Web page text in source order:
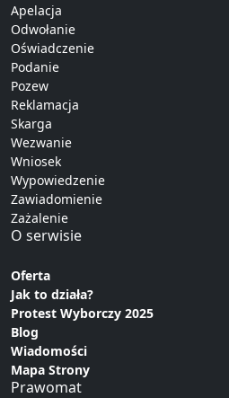
Apelacja
Odwołanie
Oświadczenie
Podanie
Pozew
Reklamacja
Skarga
Wezwanie
Wniosek
Wypowiedzenie
Zawiadomienie
Zażalenie
O serwisie
Oferta
Jak to działa?
Protest Wyborczy 2025
Blog
Wiadomości
Mapa Strony
Prawomat